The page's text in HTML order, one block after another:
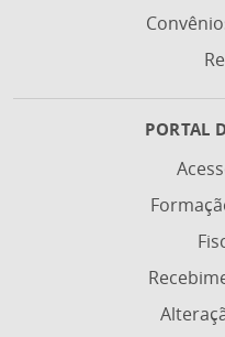
PORTAL